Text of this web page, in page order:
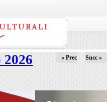
« Prec Succ »